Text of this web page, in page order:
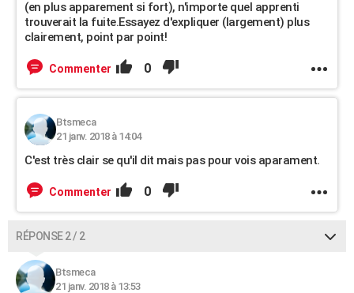
(en plus apparement si fort), n'importe quel apprenti
trouverait la fuite.Essayez d'expliquer (largement) plus
clairement, point par point!
Commenter 0
Btsmeca
21 janv. 2018 à 14:04
C'est très clair se qu'il dit mais pas pour vois aparament.
Commenter 0
RÉPONSE 2 / 2
Btsmeca
21 janv. 2018 à 13:53